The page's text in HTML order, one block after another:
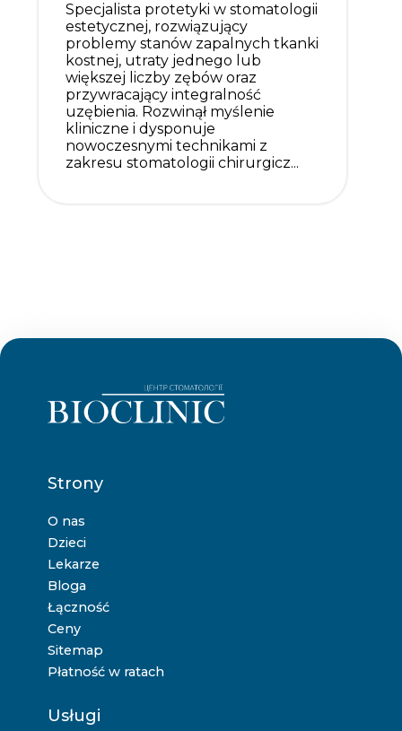
Specjalista protetyki w stomatologii
estetycznej, rozwiązujący
problemy stanów zapalnych tkanki
kostnej, utraty jednego lub
większej liczby zębów oraz
przywracający integralność
uzębienia. Rozwinął myślenie
kliniczne i dysponuje
nowoczesnymi technikami z
zakresu stomatologii chirurgicz...
Strony
O nas
Dzieci
Lekarze
Bloga
Łączność
Ceny
Sitemap
Płatność w ratach
Usługi